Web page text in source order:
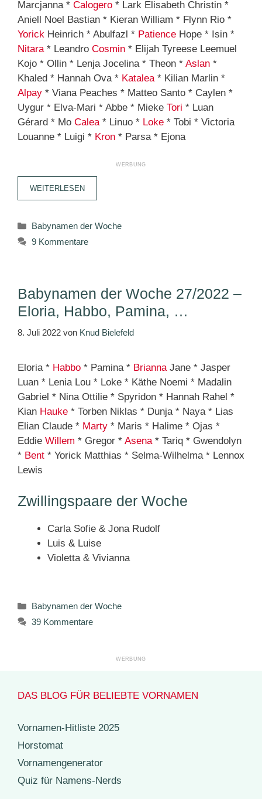
Marcjanna * Calogero * Lark Elisabeth Christin *
Aniell Noel Bastian * Kieran William * Flynn Rio *
Yorick Heinrich * Abulfazl * Patience Hope * Isin *
Nitara * Leandro Cosmin * Elijah Tyreese Leemuel
Kojo * Ollin * Lenja Jocelina * Theon * Aslan *
Khaled * Hannah Ova * Katalea * Kilian Marlin *
Alpay * Viana Peaches * Matteo Santo * Caylen *
Uygur * Elva-Mari * Abbe * Mieke Tori * Luan
Gérard * Mo Calea * Linuo * Loke * Tobi * Victoria
Louanne * Luigi * Kron * Parsa * Ejona
WEITERLESEN
Kategorien
Babynamen der Woche
9 Kommentare
Babynamen der Woche 27/2022 –
Eloria, Habbo, Pamina, …
8. Juli 2022 von Knud Bielefeld
Eloria * Habbo * Pamina * Brianna Jane * Jasper
Luan * Lenia Lou * Loke * Käthe Noemi * Madalin
Gabriel * Nina Ottilie * Spyridon * Hannah Rahel *
Kian Hauke * Torben Niklas * Dunja * Naya * Lias
Elian Claude * Marty * Maris * Halime * Ojas *
Eddie Willem * Gregor * Asena * Tariq * Gwendolyn
* Bent * Yorick Matthias * Selma-Wilhelma * Lennox
Lewis
Zwillingspaare der Woche
Carla Sofie & Jona Rudolf
Luis & Luise
Violetta & Vivianna
Kategorien
Babynamen der Woche
39 Kommentare
DAS BLOG FÜR BELIEBTE VORNAMEN
Vornamen-Hitliste 2025
Horstomat
Vornamengenerator
Quiz für Namens-Nerds